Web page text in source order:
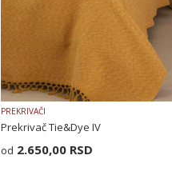
PREKRIVAČI
Prekrivač Tie&Dye IV
2.650,00 RSD